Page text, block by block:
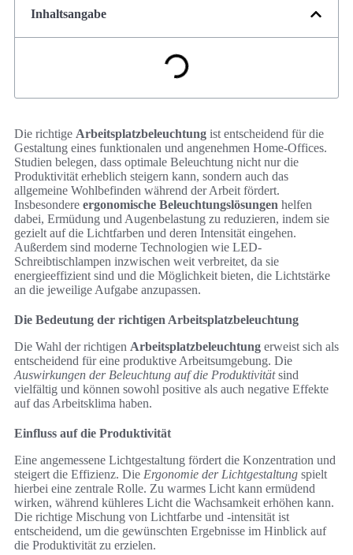
Inhaltsangabe
Die richtige Arbeitsplatzbeleuchtung ist entscheidend für die
Gestaltung eines funktionalen und angenehmen Home-Offices.
Studien belegen, dass optimale Beleuchtung nicht nur die
Produktivität erheblich steigern kann, sondern auch das
allgemeine Wohlbefinden während der Arbeit fördert.
Insbesondere ergonomische Beleuchtungslösungen helfen
dabei, Ermüdung und Augenbelastung zu reduzieren, indem sie
gezielt auf die Lichtfarben und deren Intensität eingehen.
Außerdem sind moderne Technologien wie LED-
Schreibtischlampen inzwischen weit verbreitet, da sie
energieeffizient sind und die Möglichkeit bieten, die Lichtstärke
an die jeweilige Aufgabe anzupassen.
Die Bedeutung der richtigen Arbeitsplatzbeleuchtung
Die Wahl der richtigen Arbeitsplatzbeleuchtung erweist sich als
entscheidend für eine produktive Arbeitsumgebung. Die
Auswirkungen der Beleuchtung auf die Produktivitätsind
vielfältig und können sowohl positive als auch negative Effekte
auf das Arbeitsklima haben.
Einfluss auf die Produktivität
Eine angemessene Lichtgestaltung fördert die Konzentration und
steigert die Effizienz. Die Ergonomie der Lichtgestaltung spielt
hierbei eine zentrale Rolle. Zu warmes Licht kann ermüdend
wirken, während kühleres Licht die Wachsamkeit erhöhen kann.
Die richtige Mischung von Lichtfarbe und -intensität ist
entscheidend, um die gewünschten Ergebnisse im Hinblick auf
die Produktivität zu erzielen.